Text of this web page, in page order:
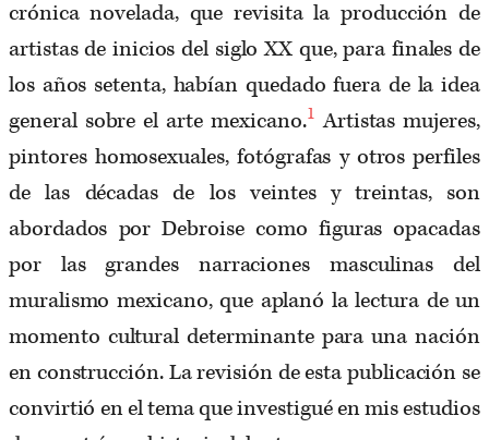
crónica novelada, que revisita la producción de
artistas de inicios del siglo XX que, para finales de
los años setenta, habían quedado fuera de la idea
general sobre el arte mexicano.1 Artistas mujeres,
pintores homosexuales, fotógrafas y otros perfiles
de las décadas de los veintes y treintas, son
abordados por Debroise como figuras opacadas
por las grandes narraciones masculinas del
muralismo mexicano, que aplanó la lectura de un
momento cultural determinante para una nación
en construcción. La revisión de esta publicación se
convirtió en el tema que investigué en mis estudios